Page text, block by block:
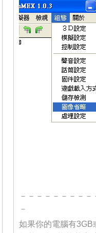
－－－－－－－－
－
如果你的電腦有3GB